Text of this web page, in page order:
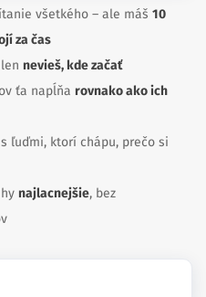
všetkého – ale máš 10
za čas
nevieš, kde začať
ťa napĺňa rovnako ako ich
ľuďmi, ktorí chápu, prečo si
najlacnejšie, bez